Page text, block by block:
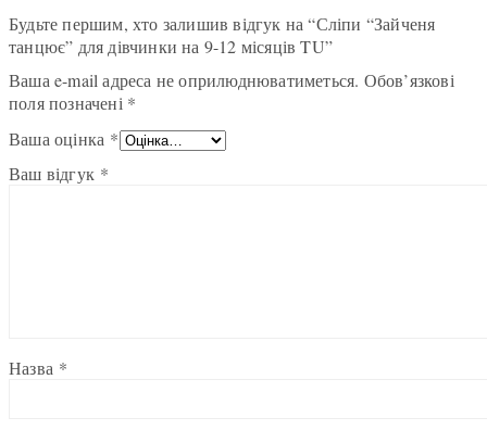
Будьте першим, хто залишив відгук на “Сліпи “Зайченя
танцює” для дівчинки на 9-12 місяців TU”
Ваша e-mail адреса не оприлюднюватиметься. Обов’язкові
поля позначені *
Ваша оцінка *
Ваш відгук *
Назва *